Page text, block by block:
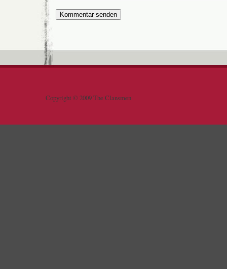
Copyright © 2009 The Clansmen